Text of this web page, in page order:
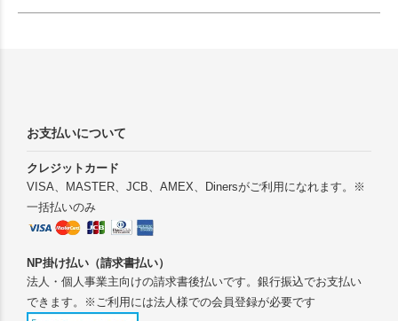
お支払いについて
クレジットカード
VISA、MASTER、JCB、AMEX、Dinersがご利用になれます。※
一括払いのみ
NP掛け払い（請求書払い）
法人・個人事業主向けの請求書後払いです。銀行振込でお支払い
できます。※ご利用には法人様での会員登録が必要です